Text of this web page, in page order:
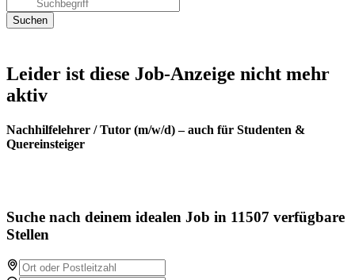
Leider ist diese Job-Anzeige nicht mehr
aktiv
Nachhilfelehrer / Tutor (m/w/d) – auch für Studenten &
Quereinsteiger
Suche nach deinem idealen Job in 11507 verfügbare
Stellen